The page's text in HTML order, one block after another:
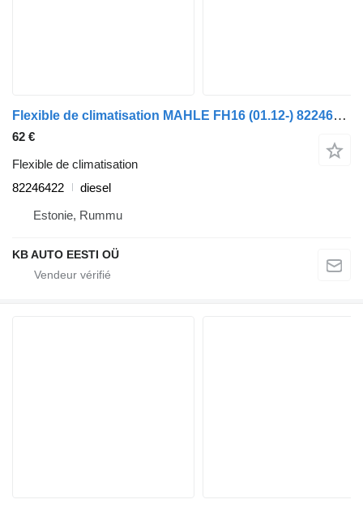
Flexible de climatisation MAHLE FH16 (01.12-) 82246422 pour camion Volvo FH12, FH16, NH12, FH, VNL780 (1993-2014)
62 €
Flexible de climatisation
82246422
diesel
Estonie, Rummu
KB AUTO EESTI OÜ